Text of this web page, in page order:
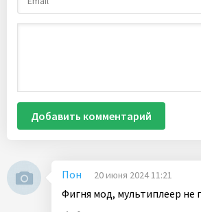
Добавить комментарий
Пон 20 июня 2024 11:21
Фигня мод, мультиплеер не